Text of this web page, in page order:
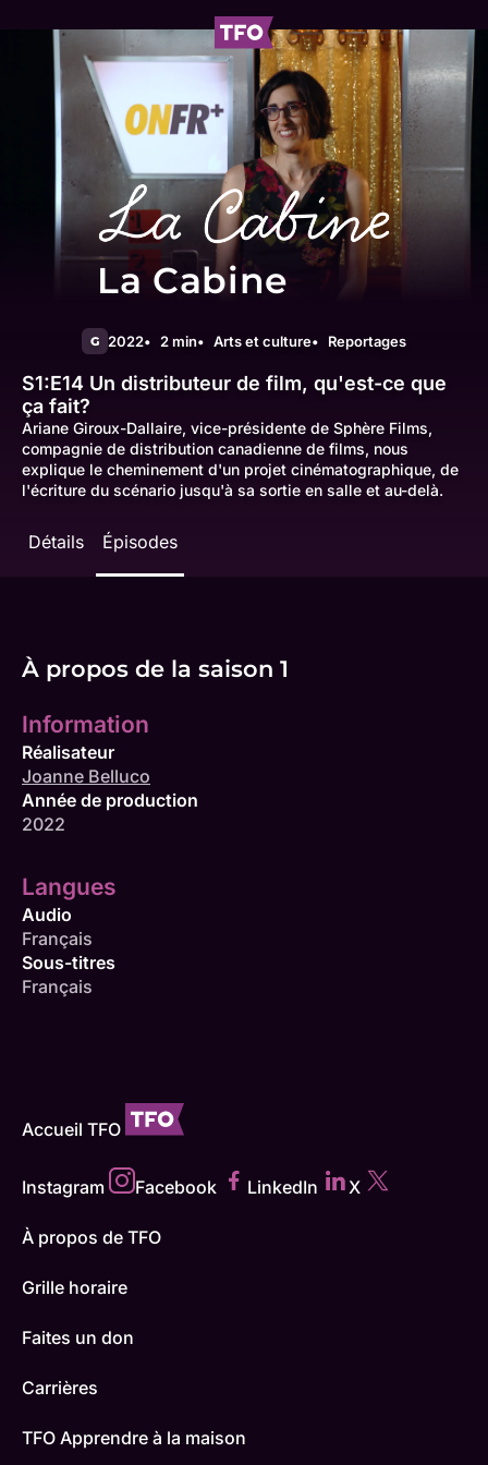
La Cabine
G 2022 2 min Arts et culture Reportages
S1:E14 Un distributeur de film, qu'est-ce que
ça fait?
Ariane Giroux-Dallaire, vice-présidente de Sphère Films,
compagnie de distribution canadienne de films, nous
explique le cheminement d'un projet cinématographique, de
l'écriture du scénario jusqu'à sa sortie en salle et au-delà.
Détails Épisodes
À propos de la saison 1
Information
Réalisateur
Joanne Belluco
Année de production
2022
Langues
Audio
Français
Sous-titres
Français
Accueil TFO
Instagram Facebook LinkedIn X
À propos de TFO
Grille horaire
Faites un don
Carrières
TFO Apprendre à la maison